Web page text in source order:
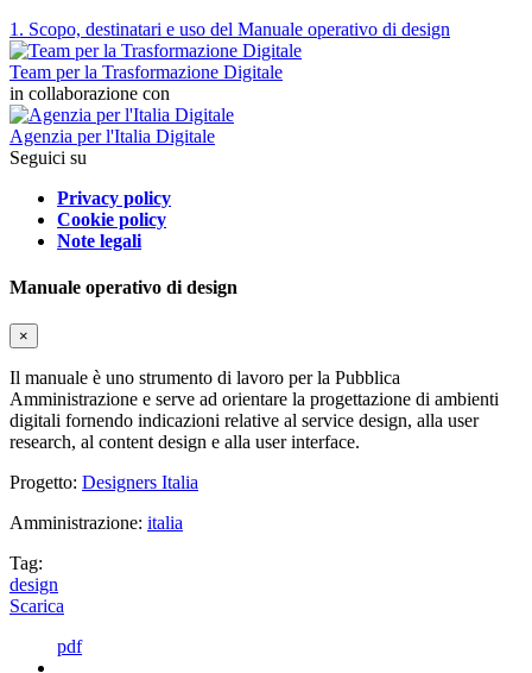
1. Scopo, destinatari e uso del Manuale operativo di design
Team per la Trasformazione Digitale
in collaborazione con
Agenzia per l'Italia Digitale
Seguici su
Privacy policy
Cookie policy
Note legali
Manuale operativo di design
×
Il manuale è uno strumento di lavoro per la Pubblica
Amministrazione e serve ad orientare la progettazione di ambienti
digitali fornendo indicazioni relative al service design, alla user
research, al content design e alla user interface.
Progetto: Designers Italia
Amministrazione: italia
Tag:
design
Scarica
pdf